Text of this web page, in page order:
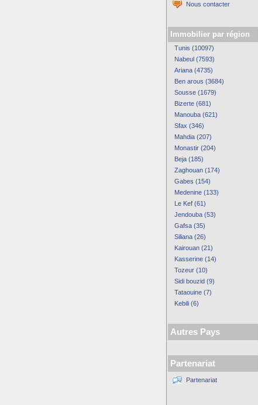
Nous contacter
Immobilier par région
Tunis (10097)
Nabeul (7593)
Ariana (4735)
Ben arous (3684)
Sousse (1679)
Bizerte (681)
Manouba (621)
Sfax (346)
Mahdia (207)
Monastir (204)
Beja (185)
Zaghouan (174)
Gabes (154)
Medenine (133)
Le Kef (61)
Jendouba (53)
Gafsa (35)
Siliana (26)
Kairouan (21)
Kasserine (14)
Tozeur (10)
Sidi bouzid (9)
Tataouine (7)
Kebili (6)
Autres Pays
Partenariat
Partenariat